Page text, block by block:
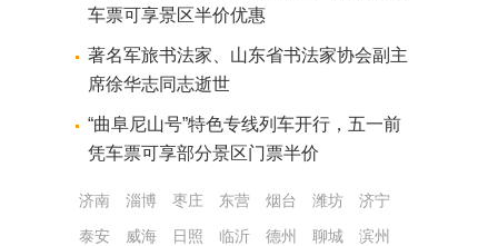
车票可享景区半价优惠
著名军旅书法家、山东省书法家协会副主
席徐华志同志逝世
“曲阜尼山号”特色专线列车开行，五一前
凭车票可享部分景区门票半价
济南 淄博 枣庄 东营 烟台 潍坊
济宁
泰安
威海 日照 临沂 德州 聊城
滨州